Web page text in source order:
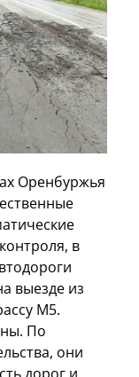
Оренбуржья
в
выезде из
М5.
По
они
дорог и